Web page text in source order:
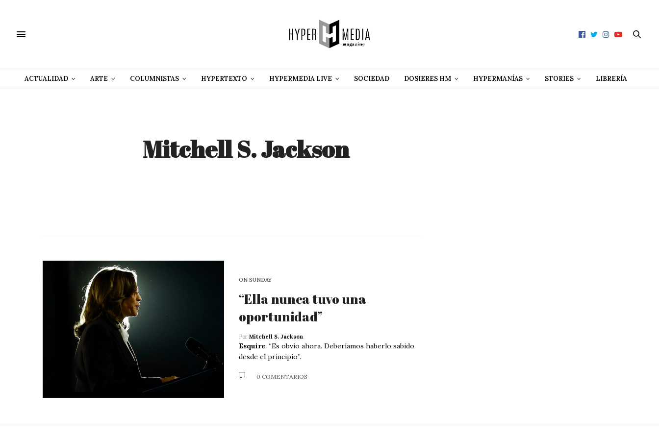
ACTUALIDAD ARTE COLUMNISTAS HYPERTEXTO HYPERMEDIA LIVE SOCIEDAD DOSIERES HM HYPERMANÍAS STORIES LIBRERÍA
Mitchell S. Jackson
ON SUNDAY
“Ella nunca tuvo una
oportunidad”
Por Mitchell S. Jackson
Esquire: “Es obvio ahora. Deberíamos haberlo sabido
desde el principio”.
0 COMENTARIOS